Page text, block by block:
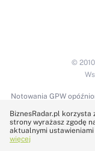
Notowania GPW
©
BiznesRadar.pl korzysta
strony wyrażasz zgodę
aktualnymi
więcej